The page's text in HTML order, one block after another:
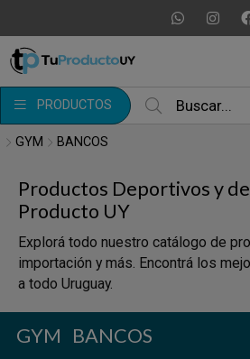
PRODUCTOS
MI COMPRA
GYM BANCOS
Productos Deportivos y
Producto UY
Explorá todo nuestro catálogo de
importación y más. Encontrá los
a todo Uruguay.
GYM BANCOS